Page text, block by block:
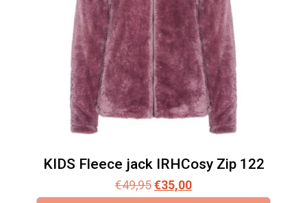
KIDS Fleece jack IRHCosy Zip 122
€49,95Oorspronkelijke
€35,00Huidige